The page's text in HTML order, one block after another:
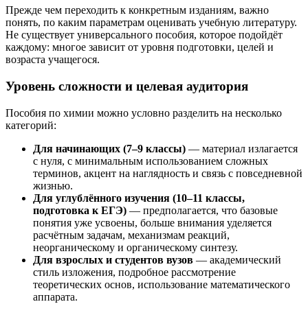
Прежде чем переходить к конкретным изданиям, важно
понять, по каким параметрам оценивать учебную литературу.
Не существует универсального пособия, которое подойдёт
каждому: многое зависит от уровня подготовки, целей и
возраста учащегося.
Уровень сложности и целевая аудитория
Пособия по химии можно условно разделить на несколько
категорий:
Для начинающих (7–9 классы) — материал излагается
с нуля, с минимальным использованием сложных
терминов, акцент на наглядность и связь с повседневной
жизнью.
Для углублённого изучения (10–11 классы,
подготовка к ЕГЭ) — предполагается, что базовые
понятия уже усвоены, больше внимания уделяется
расчётным задачам, механизмам реакций,
неорганическому и органическому синтезу.
Для взрослых и студентов вузов — академический
стиль изложения, подробное рассмотрение
теоретических основ, использование математического
аппарата.